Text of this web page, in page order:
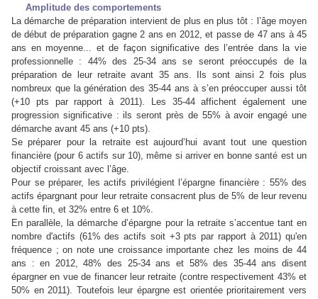
Amplitude des comportements
La démarche de préparation intervient de plus en plus tôt : l’âge moyen
de début de préparation gagne 2 ans en 2012, et passe de 47 ans à 45
ans en moyenne... et de façon significative des l’entrée dans la vie
professionnelle : 44% des 25-34 ans se seront préoccupés de la
préparation de leur retraite avant 35 ans. Ils sont ainsi 2 fois plus
nombreux que la génération des 35-44 ans à s’en préoccuper aussi tôt
(+10 pts par rapport à 2011). Les 35-44 affichent également une
progression significative : ils seront près de 55% à avoir engagé une
démarche avant 45 ans (+10 pts).
Se préparer pour la retraite est aujourd’hui avant tout une question
financière (pour 6 actifs sur 10), même si arriver en bonne santé est un
objectif croissant avec l’âge.
Pour se préparer, les actifs privilégient l’épargne financière : 55% des
actifs épargnant pour leur retraite consacrent plus de 5% de leur revenu
à cette fin, et 32% entre 6 et 10%.
En parallèle, la démarche d’épargne pour la retraite s’accentue tant en
nombre d'actifs (61% des actifs soit +3 pts par rapport à 2011) qu'en
fréquence ; on note une croissance importante chez les moins de 44
ans : en 2012, 48% des 25-34 ans et 58% des 35-44 ans disent
épargner en vue de financer leur retraite (contre respectivement 43% et
50% en 2011). Toutefois leur épargne est orientée prioritairement vers